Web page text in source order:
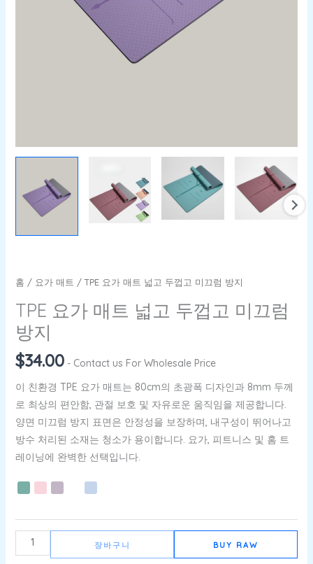
홈 / 요가 매트 / TPE 요가 매트 넓고 두껍고 미끄럼 방지
TPE 요가 매트 넓고 두껍고 미끄럼
방지
$34.00 - Contact us For Wholesale Price
이 친환경 TPE 요가 매트는 80cm의 초광폭 디자인과 8mm 두께
로 최상의 편안함, 관절 보호 및 자유로운 움직임을 제공합니다.
양면 미끄럼 방지 표면은 안정성을 보장하며, 내구성이 뛰어나고
방수 처리된 소재는 청소가 용이합니다. 요가, 피트니스 및 홈 트
레이닝에 완벽한 선택입니다.
장바구니 BUY RAW